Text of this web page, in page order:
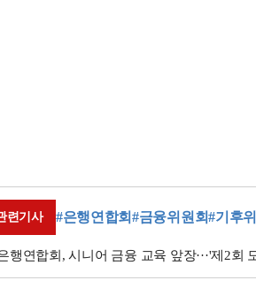
련기사 #은행연합회#금융위원회#기후위
행연합회, 시니어 금융 교육 앞장···'제2회